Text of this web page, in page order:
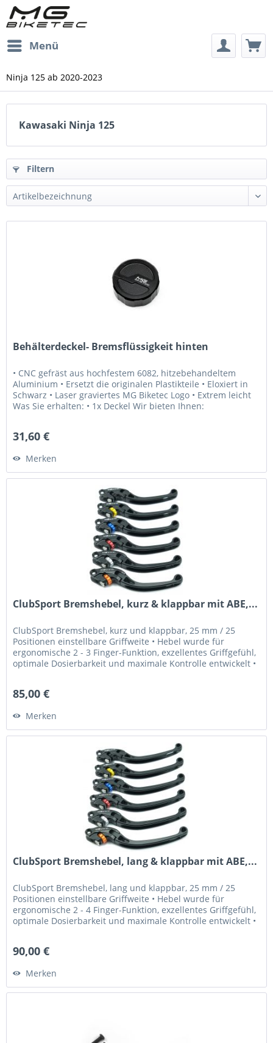
Menü
Ninja 125 ab 2020-2023
Kawasaki Ninja 125
Filtern
Behälterdeckel- Bremsflüssigkeit hinten
• CNC gefräst aus hochfestem 6082, hitzebehandeltem
Aluminium • Ersetzt die originalen Plastikteile • Eloxiert in
Schwarz • Laser graviertes MG Biketec Logo • Extrem leicht
Was Sie erhalten: • 1x Deckel Wir bieten Ihnen:
31,60 €
Merken
ClubSport Bremshebel, kurz & klappbar mit ABE,...
ClubSport Bremshebel, kurz und klappbar, 25 mm / 25
Positionen einstellbare Griffweite • Hebel wurde für
ergonomische 2 - 3 Finger-Funktion, exzellentes Griffgefühl,
optimale Dosierbarkeit und maximale Kontrolle entwickelt •
85,00 €
Merken
ClubSport Bremshebel, lang & klappbar mit ABE,...
ClubSport Bremshebel, lang und klappbar, 25 mm / 25
Positionen einstellbare Griffweite • Hebel wurde für
ergonomische 2 - 4 Finger-Funktion, exzellentes Griffgefühl,
optimale Dosierbarkeit und maximale Kontrolle entwickelt •
90,00 €
Merken